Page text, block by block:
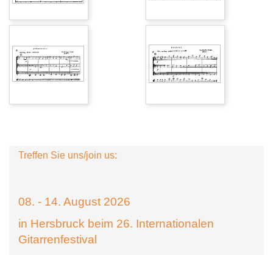
Treffen Sie uns/join us:
08. - 14. August 2026
in Hersbruck beim 26. Internationalen
Gitarrenfestival